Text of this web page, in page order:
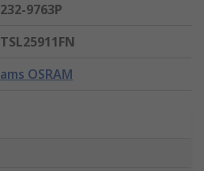
232-9763P
TSL25911FN
ams OSRAM